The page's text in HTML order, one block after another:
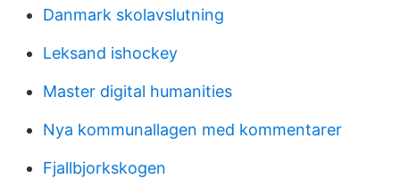
Danmark skolavslutning
Leksand ishockey
Master digital humanities
Nya kommunallagen med kommentarer
Fjallbjorkskogen